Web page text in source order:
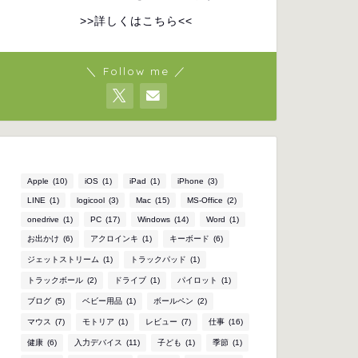
>>詳しくはこちら<<
＼ Follow me ／
Apple (10) iOS (1) iPad (1) iPhone (3)
LINE (1) logicool (3) Mac (15) MS-Office (2)
onedrive (1) PC (17) Windows (14) Word (1)
お出かけ (6) アクロインキ (1) キーボード (6)
ジェットストリーム (1) トラックパッド (1)
トラックボール (2) ドライブ (1) パイロット (1)
ブログ (5) ベビー用品 (1) ボールペン (2)
マウス (7) モトリア (1) レビュー (7) 仕事 (16)
健康 (6) 入力デバイス (11) 子ども (1) 季節 (1)